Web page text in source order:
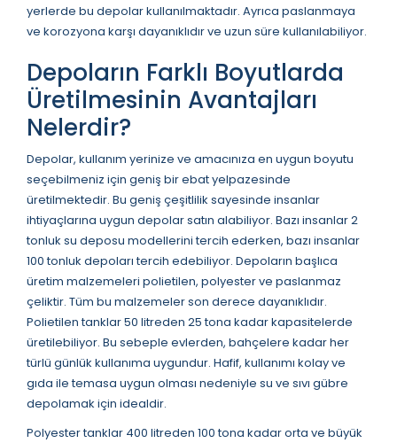
yerlerde bu depolar kullanılmaktadır. Ayrıca paslanmaya
ve korozyona karşı dayanıklıdır ve uzun süre kullanılabiliyor.
Depoların Farklı Boyutlarda
Üretilmesinin Avantajları
Nelerdir?
Depolar, kullanım yerinize ve amacınıza en uygun boyutu
seçebilmeniz için geniş bir ebat yelpazesinde
üretilmektedir. Bu geniş çeşitlilik sayesinde insanlar
ihtiyaçlarına uygun depolar satın alabiliyor. Bazı insanlar 2
tonluk su deposu modellerini tercih ederken, bazı insanlar
100 tonluk depoları tercih edebiliyor. Depoların başlıca
üretim malzemeleri polietilen, polyester ve paslanmaz
çeliktir. Tüm bu malzemeler son derece dayanıklıdır.
Polietilen tanklar 50 litreden 25 tona kadar kapasitelerde
üretilebiliyor. Bu sebeple evlerden, bahçelere kadar her
türlü günlük kullanıma uygundur. Hafif, kullanımı kolay ve
gıda ile temasa uygun olması nedeniyle su ve sıvı gübre
depolamak için idealdir.
Polyester tanklar 400 litreden 100 tona kadar orta ve büyük